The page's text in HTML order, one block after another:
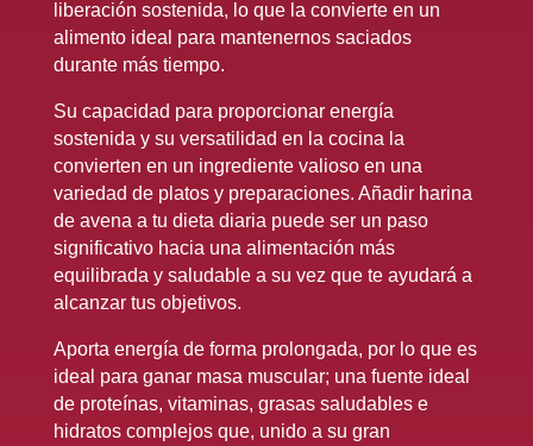
liberación sostenida, lo que la convierte en un
alimento ideal para mantenernos saciados
durante más tiempo.
Su capacidad para proporcionar energía
sostenida y su versatilidad en la cocina la
convierten en un ingrediente valioso en una
variedad de platos y preparaciones. Añadir harina
de avena a tu dieta diaria puede ser un paso
significativo hacia una alimentación más
equilibrada y saludable a su vez que te ayudará a
alcanzar tus objetivos.
Aporta energía de forma prolongada, por lo que es
ideal para ganar masa muscular; una fuente ideal
de proteínas, vitaminas, grasas saludables e
hidratos complejos que, unido a su gran